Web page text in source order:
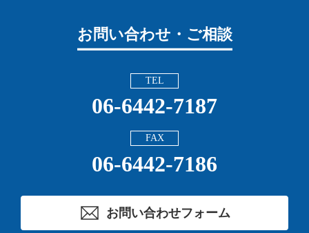
お問い合わせ・ご相談
TEL
06-6442-7187
FAX
06-6442-7186
お問い合わせフォーム